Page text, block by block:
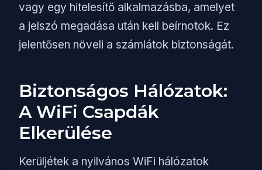
vagy egy hitelesítő alkalmazásba, amelyet
a jelszó megadása után kell beírnotok. Ez
jelentősen növeli a számlátok biztonságát.
Biztonságos Hálózatok:
A WiFi Csapdák
Elkerülése
Kerüljétek a nyilvános WiFi hálózatok